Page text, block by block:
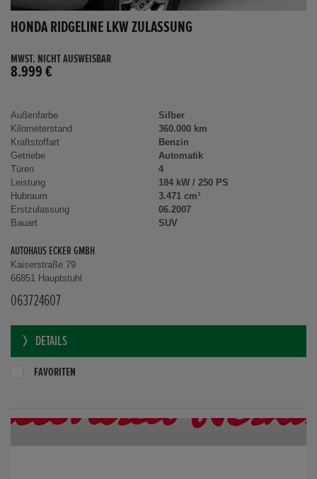
HONDA RIDGELINE LKW ZULASSUNG
MWST. NICHT AUSWEISBAR
8.999 €
Außenfarbe
Silber
Kilometerstand
360.000 km
Kraftstoffart
Benzin
Getriebe
Automatik
Türen
4
Leistung
184 kW / 250 PS
Hubraum
3.471 cm³
Erstzulassung
06.2007
Bauart
SUV
AUTOHAUS ECKER GMBH
Kaiserstraße 79
66851 Hauptstuhl
063724607
DETAILS
FAVORITEN